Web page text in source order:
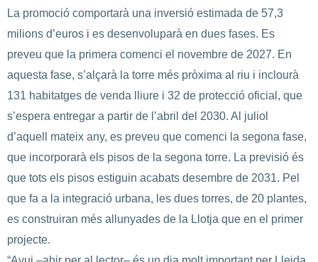
La promoció comportarà una inversió estimada de 57,3
milions d’euros i es desenvoluparà en dues fases. Es
preveu que la primera comenci el novembre de 2027. En
aquesta fase, s’alçarà la torre més pròxima al riu i inclourà
131 habitatges de venda lliure i 32 de protecció oficial, que
s’espera entregar a partir de l’abril del 2030. Al juliol
d’aquell mateix any, es preveu que comenci la segona fase,
que incorporarà els pisos de la segona torre. La previsió és
que tots els pisos estiguin acabats desembre de 2031. Pel
que fa a la integració urbana, les dues torres, de 20 plantes,
es construiran més allunyades de la Llotja que en el primer
projecte.